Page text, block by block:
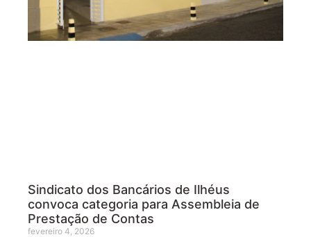
Sindicato dos Bancários de Ilhéus
convoca categoria para Assembleia de
Prestação de Contas
fevereiro 4, 2026